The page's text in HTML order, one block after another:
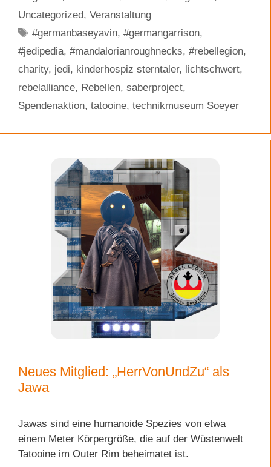
Uncategorized, Veranstaltung
Schlagwörter
#germanbaseyavin,#germangarrison,
#jedipedia, #mandalorianroughnecks, #rebellegion,
charity, jedi, kinderhospiz sterntaler, lichtschwert,
rebelalliance, Rebellen, saberproject,
Spendenaktion, tatooine, technikmuseum Soeyer
Neues Mitglied: „HerrVonUndZu“ als
Jawa
Jawas sind eine humanoide Spezies von etwa
einem Meter Körpergröße, die auf der Wüstenwelt
Tatooine im Outer Rim beheimatet ist.